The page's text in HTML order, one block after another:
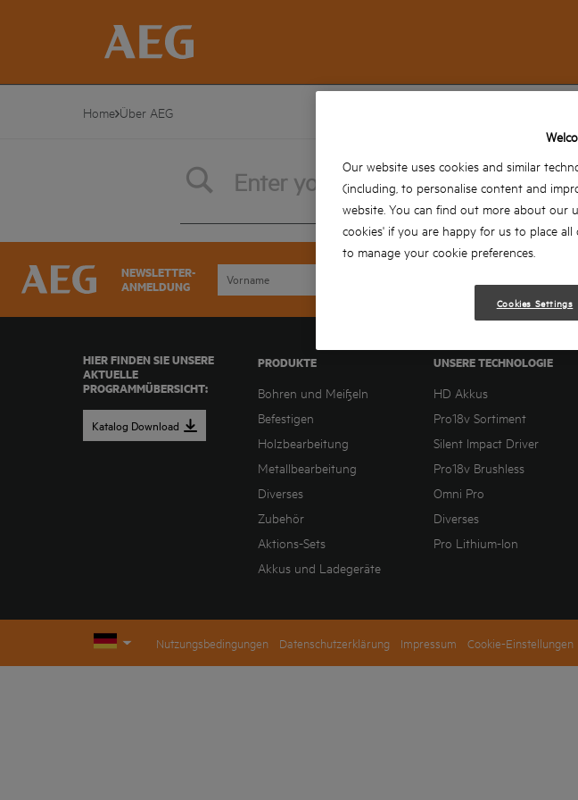
Home Über AEG
NEWSLETTER-
ANMELDUNG
HIER FINDEN SIE UNSERE
AKTUELLE
PROGRAMMÜBERSICHT:
Katalog Download
PRODUKTE
Bohren und Meißeln
Befestigen
Holzbearbeitung
Metallbearbeitung
Diverses
Zubehör
Aktions-Sets
Akkus und Ladegeräte
UNSERE TECHNOLOGIE
HD Akkus
Pro18v Sortiment
Silent Impact Driver
Pro18v Brushless
Omni Pro
Diverses
Pro Lithium-Ion
Nutzungsbedingungen Datenschutzerklärung Impressum Cookie-Einstellungen
Our website uses cookies and similar
(including, to personalise content and
website. You can find out more about our
cookies' if you are happy for us to place
to manage your cookie preferences.
Cookies Settings